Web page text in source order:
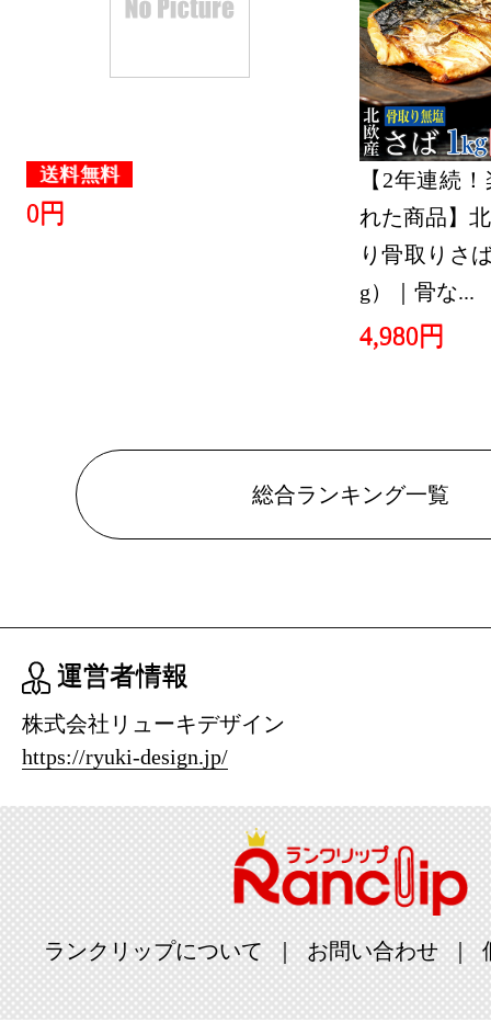
送料無料
0円
【2年連続
れた商品】
り骨取りさ
g）｜骨な...
4,980円
総合ランキング一覧
運営者情報
株式会社リューキデザイン
https://ryuki-design.jp/
ランクリップについて お問い合わせ